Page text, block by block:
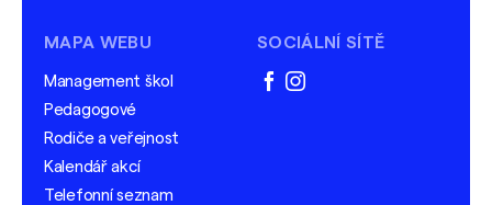
MAPA WEBU
Management škol
Pedagogové
Rodiče a veřejnost
Kalendář akcí
Telefonní seznam
SOCIÁLNÍ SÍTĚ
facebook
instagram